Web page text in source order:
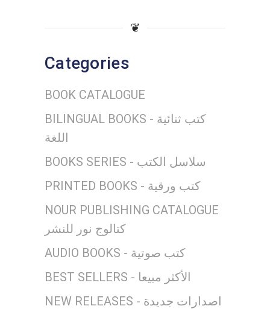
❦
Categories
BOOK CATALOGUE
BILINGUAL BOOKS - كتب ثنائية
اللغة
BOOKS SERIES - سلاسل الكتب
PRINTED BOOKS - كتب ورقية
NOUR PUBLISHING CATALOGUE
كتالوج نور للنشر
AUDIO BOOKS - كتب صوتية
BEST SELLERS - الأكثر مبيعا
NEW RELEASES - اصدارات جديدة